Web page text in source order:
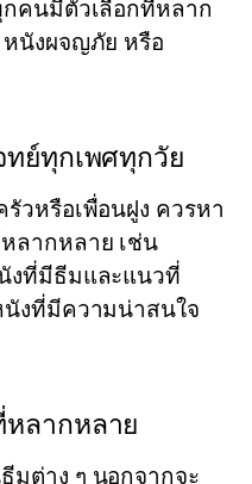
คนมีตัวเลือกที่หลาก
นังผจญภัย หรือ
ย์ทุกเพศทุกวัย
วหรือเพื่อนฝูง ควรหา
ลากหลาย เช่น
งที่มีธีมและแนวที่
งที่มีความน่าสนใจ
ลากหลาย
มต่าง ๆ นอกจากจะ